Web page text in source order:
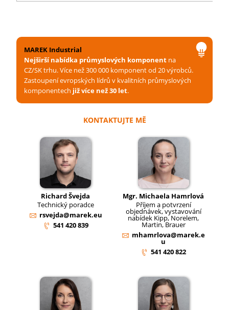
MAREK Industrial
Nejširší nabídka průmyslových komponent na
CZ/SK trhu. Více než 300 000 komponent od 20 výrobců.
Zastoupení evropských lídrů v kvalitních průmyslových
komponentech již více než 30 let.
KONTAKTUJTE MĚ
Richard Švejda
Technický poradce
rsvejda@marek.eu
541 420 839
Mgr. Michaela Hamrlová
Příjem a potvrzení
objednávek, vystavování
nabídek Kipp, Norelem,
Martin, Brauer
mhamrlova@marek.e
u
541 420 822